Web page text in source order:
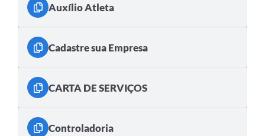
Auxílio Atleta
Cadastre sua Empresa
CARTA DE SERVIÇOS
Controladoria